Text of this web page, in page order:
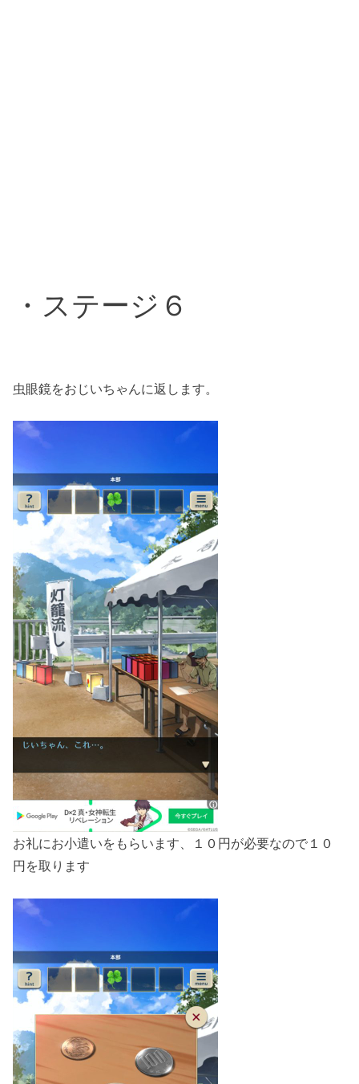
・ステージ６
虫眼鏡をおじいちゃんに返します。
お礼にお小遣いをもらいます、１０円が必要なので１０
円を取ります